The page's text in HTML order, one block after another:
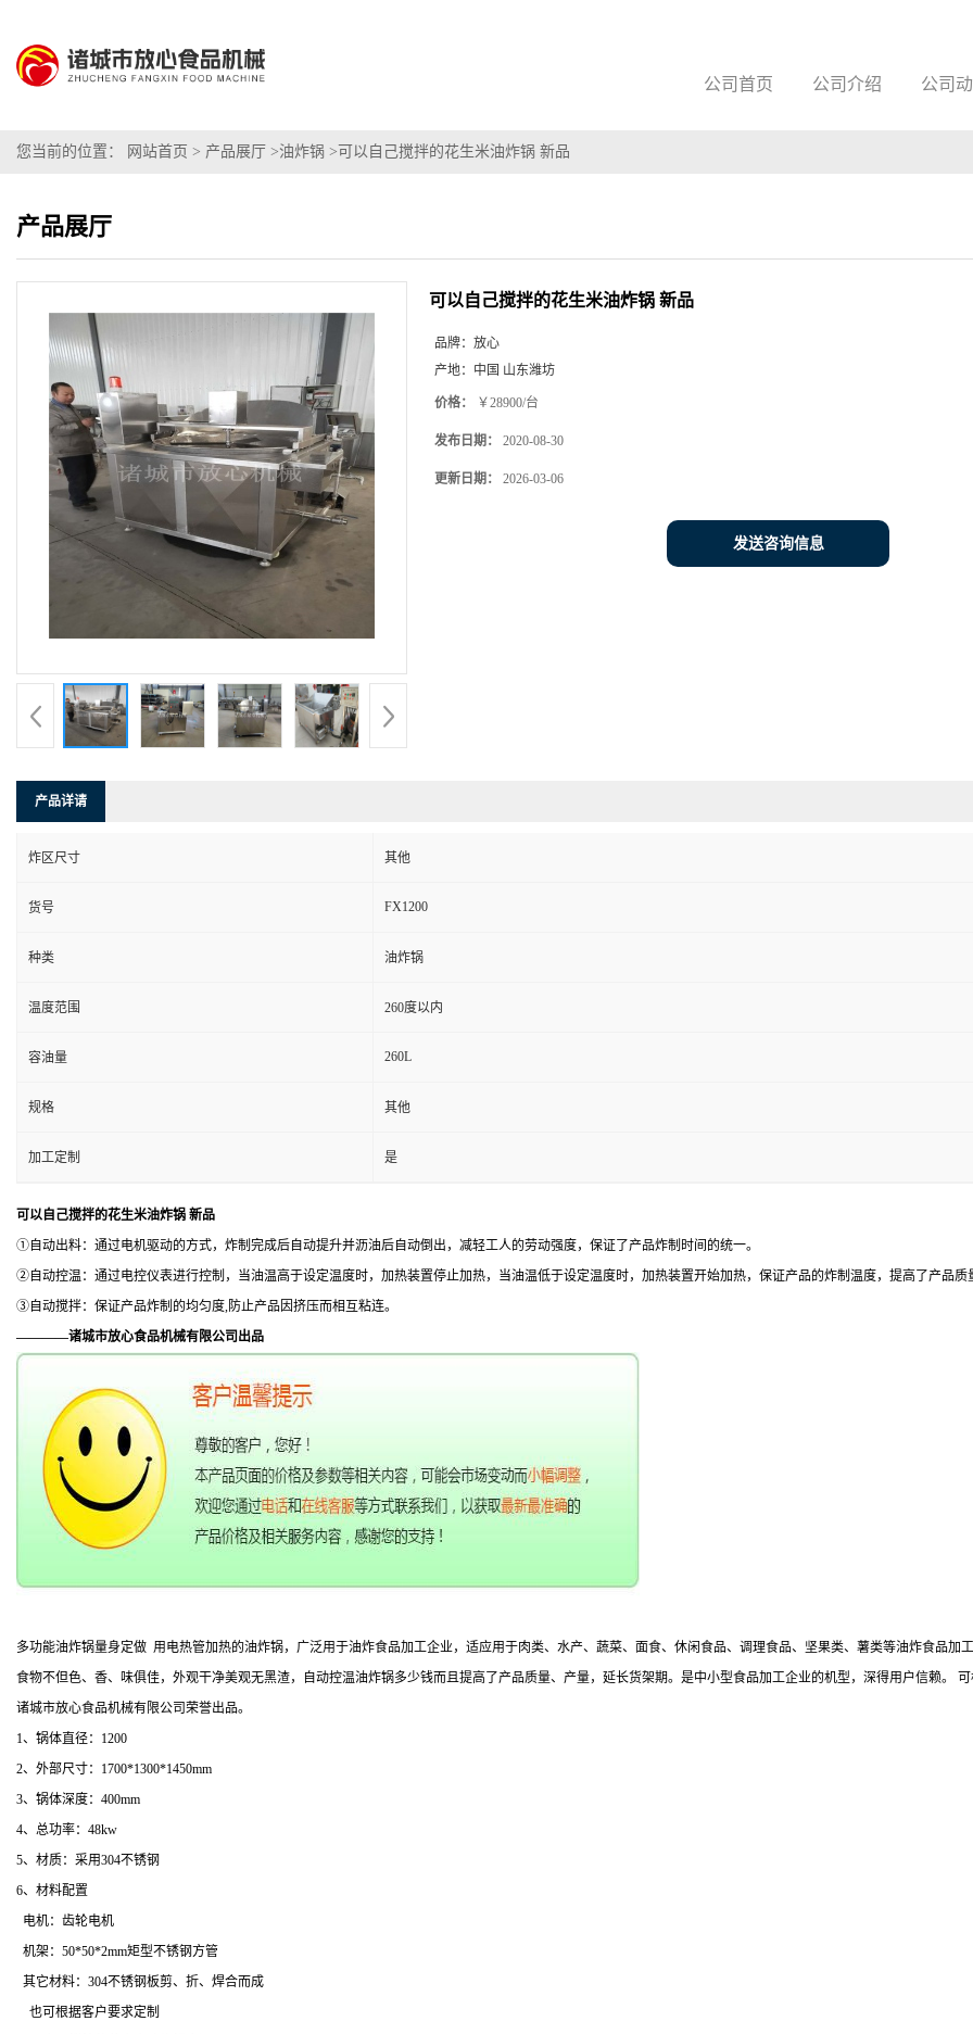
公司首页 公司介绍 公司
您当前的位置： 网站首页 > 产品展厅 >油炸锅 > 可以自己搅拌的花生米油炸锅 新品
产品展厅
可以自己搅拌的花生米油炸锅 新品
品牌： 放心
产地： 中国 山东潍坊
价格： ￥28900/台
发布日期： 2020-08-30
更新日期： 2026-03-06
发送咨询信息
产品详请
炸区尺寸 其他
货号 FX1200
种类 油炸锅
温度范围 260度以内
容油量 260L
规格 其他
加工定制 是
可以自己搅拌的花生米油炸锅 新品
①自动出料：通过电机驱动的方式，炸制完成后自动提升并沥油后自动倒出，减轻工人的劳动强度，保证了产品炸制时间的统一。
②自动控温：通过电控仪表进行控制，当油温高于设定温度时，加热装置停止加热，当油温低于设定温度时，加热装置开始加热，保证产品的炸制温度，提高了产品质
③自动搅拌：保证产品炸制的均匀度,防止产品因挤压而相互粘连。
————诸城市放心食品机械有限公司出品
多功能油炸锅量身定做 用电热管加热的油炸锅，广泛用于油炸食品加工企业，适应用于肉类、水产、蔬菜、面食、休闲食品、调理食品、坚果类、薯类等油炸食品
食物不但色、香、味俱佳，外观干净美观无黑渣，自动控温油炸锅多少钱而且提高了产品质量、产量，延长货架期。是中小型食品加工企业的机型，深得用户信赖。
诸城市放心食品机械有限公司荣誉出品。
1、锅体直径：1200
2、外部尺寸：1700*1300*1450mm
3、锅体深度：400mm
4、总功率：48kw
5、材质：采用304不锈钢
6、材料配置
电机：齿轮电机
机架：50*50*2mm矩型不锈钢方管
其它材料：304不锈钢板剪、折、焊合而成
也可根据客户要求定制